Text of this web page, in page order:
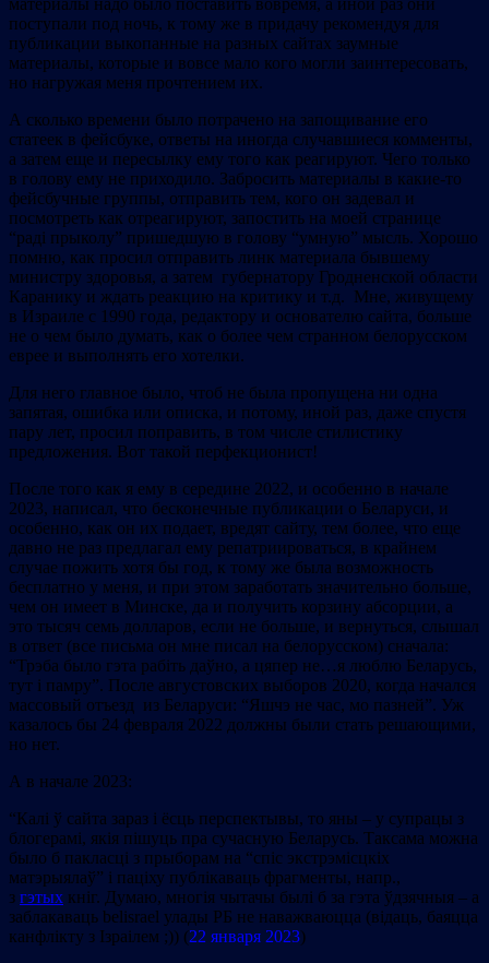
материалы надо было поставить вовремя, а иной раз они
поступали под ночь, к тому же в придачу рекомендуя для
публикации выкопанные на разных сайтах заумные
материалы, которые и вовсе мало кого могли заинтересовать,
но нагружая меня прочтением их.
А сколько времени было потрачено на запощивание его
статеек в фейсбуке, ответы на иногда случавшиеся комменты,
а затем еще и пересылку ему того как реагируют. Чего только
в голову ему не приходило. Забросить материалы в какие-то
фейсбучные группы, отправить тем, кого он задевал и
посмотреть как отреагируют, запостить на моей странице
“радi прыколу” пришедшую в голову “умную” мысль. Хорошо
помню, как просил отправить линк материала бывшему
министру здоровья, а затем губернатору Гродненской области
Каранику и ждать реакцию на критику и т.д. Мне, живущему
в Израиле с 1990 года, редактору и основателю сайта, больше
не о чем было думать, как о более чем странном белорусском
еврее и выполнять его хотелки.
Для него главное было, чтоб не была пропущена ни одна
запятая, ошибка или описка, и потому, иной раз, даже спустя
пару лет, просил поправить, в том числе стилистику
предложения. Вот такой перфекционист!
После того как я ему в середине 2022, и особенно в начале
2023, написал, что бесконечные публикации о Беларуси, и
особенно, как он их подает, вредят сайту, тем более, что еще
давно не раз предлагал ему репатриироваться, в крайнем
случае пожить хотя бы год, к тому же была возможность
бесплатно у меня, и при этом заработать значительно больше,
чем он имеет в Минске, да и получить корзину абсорции, а
это тысяч семь долларов, если не больше, и вернуться, слышал
в ответ (все письма он мне писал на белорусском) сначала:
“Трэба было гэта рабiть даўно, а цяпер не…я люблю Беларусь,
тут i памру”. После августовских выборов 2020, когда начался
массовый отъезд из Беларуси: “Яшчэ не час, мо пазней”. Уж
казалось бы 24 февраля 2022 должны были стать решающими,
но нет.
А в начале 2023:
“Калі ў сайта зараз і ёсць перспектывы, то яны – у супрацы з
блогерамі, якія пішуць пра сучасную Беларусь. Таксама можна
было б пакласці з прыборам на “спіс экстрэмісцкіх
матэрыялаў” і паціху публікаваць фрагменты, напр.,
з гэтых кніг. Думаю, многія чытачы былі б за гэта ўдзячныя – а
заблакаваць belisrael улады РБ не наважваюцца (відаць, баяцца
канфлікту з Ізраілем ;)) (22 января 2023)